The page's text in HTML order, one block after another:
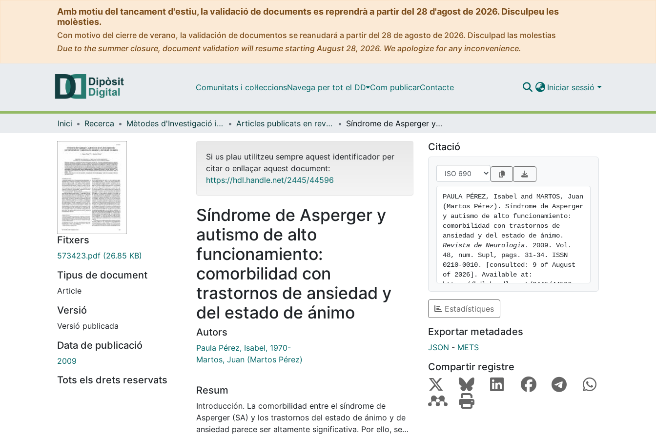
Amb motiu del tancament d'estiu, la validació de documents es reprendrà a partir del 28 d'agost de 2026. Disculpeu les
molèsties.
Con motivo del cierre de verano, la validación de documentos se reanudará a partir del 28 de agosto de 2026. Disculpad las molestias
Due to the summer closure, document validation will resume starting August 28, 2026. We apologize for any inconvenience.
Comunitats i col·leccionsNavega per tot el DD Com publicarContacte Iniciar sessió
Inici Recerca Mètodes d'Investigació i Diagnòstic en Educació Articles publicats en revistes (Mètodes d'Investigació i Diagnòstic en Educació) Síndrome de Asperger y autismo de alto funcionamiento: comorbilidad con trastornos de ansiedad y del estado de ánimo
Fitxers
573423.pdf (26.85 KB)
Tipus de document
Article
Versió
Versió publicada
Data de publicació
2009
Tots els drets reservats
Si us plau utilitzeu sempre aquest identificador per
citar o enllaçar aquest document:
https://hdl.handle.net/2445/44596
Síndrome de Asperger y
autismo de alto
funcionamiento:
comorbilidad con
trastornos de ansiedad y
del estado de ánimo
Autors
Paula Pérez, Isabel, 1970-
Martos, Juan (Martos Pérez)
Resum
Introducción. La comorbilidad entre el síndrome de
Asperger (SA) y los trastornos del estado de ánimo y de
ansiedad parece ser altamente significativa. Por ello, se
Citació
PAULA PÉREZ, Isabel and MARTOS, Juan
(Martos Pérez). Síndrome de Asperger
y autismo de alto funcionamiento:
comorbilidad con trastornos de
Revista de Neurologia . 2009. Vol.
48, num. Supl, pags. 31-34. ISSN
0210-0010. [consulted: 9 of August
of 2026]. Available at:
https://hdl.handle.net/2445/44596
Estadístiques
Exportar metadades
JSON - METS
Compartir registre